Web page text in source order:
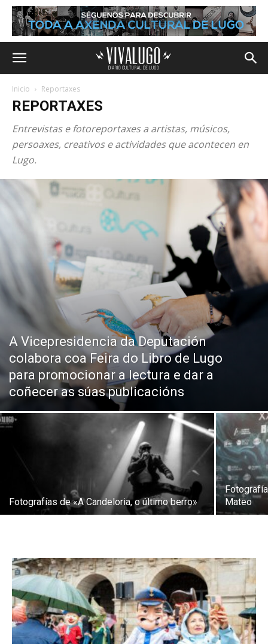
Inicio Reportaxes
REPORTAXES
Entrevistas e fotoreportaxes a artistas, músicos,
persoaxes, creativos e actividades que acontecen en
Lugo.
A Vicepresidencia da Deputación
colabora coa Feira do Libro de Lugo
para promocionar a lectura e dar a
coñecer as súas publicacións
Fotografías de «A Candeloria, o último berro»
Mateo